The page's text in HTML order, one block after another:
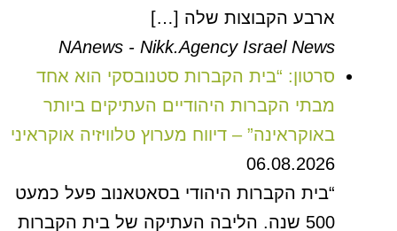
ארבע הקבוצות שלה […]
NAnews - Nikk.Agency Israel News
סרטון: “בית הקברות סטנובסקי הוא אחד
מבתי הקברות היהודיים העתיקים ביותר
באוקראינה” – דיווח מערוץ טלוויזיה אוקראיני
06.08.2026
“בית הקברות היהודי בסאטאנוב פעל כמעט
500 שנה. הליבה העתיקה של בית הקברות